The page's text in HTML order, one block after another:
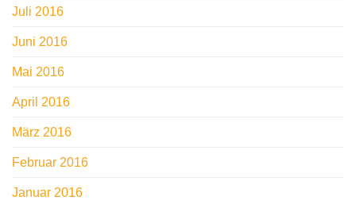
Juli 2016
Juni 2016
Mai 2016
April 2016
März 2016
Februar 2016
Januar 2016